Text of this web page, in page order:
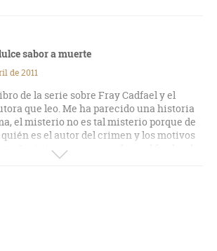
sabor a muerte
de 2011
de la serie sobre Fray Cadfael y el
que leo. Me ha parecido una historia
el misterio no es tal misterio porque de
es el autor del crimen y los motivos
Lo único que sorprende es el final y el
la hora de solventar la situación...